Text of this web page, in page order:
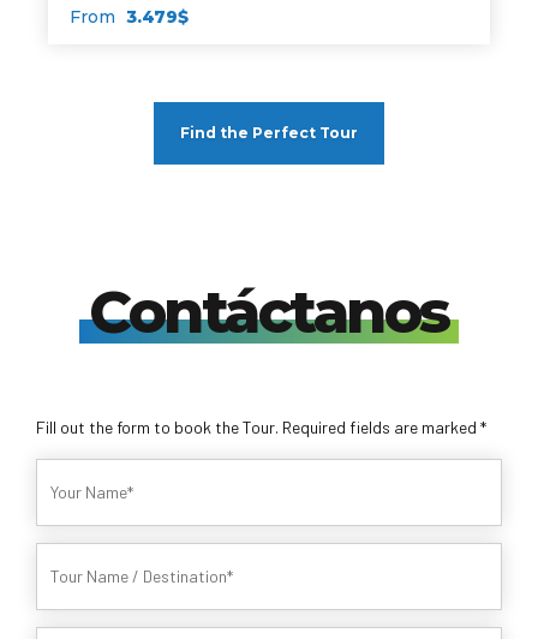
From 3.479$
Find the Perfect Tour
Contáctanos
Fill out the form to book the Tour. Required fields are marked *